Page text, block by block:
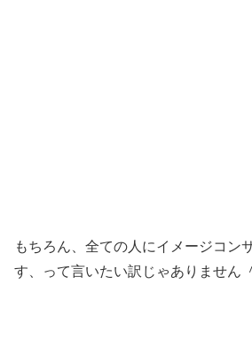
もちろん、全ての人にイメージコン
す、って言いたい訳じゃありません